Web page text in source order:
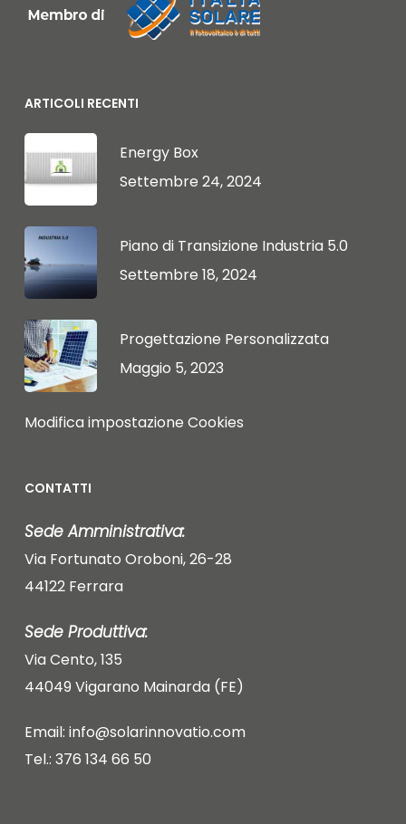
ARTICOLI RECENTI
Energy Box
Settembre 24, 2024
Piano di Transizione Industria 5.0
Settembre 18, 2024
Progettazione Personalizzata
Maggio 5, 2023
Modifica impostazione Cookies
CONTATTI
Sede Amministrativa:
Via Fortunato Oroboni, 26-28
44122 Ferrara
Sede Produttiva:
Via Cento, 135
44049 Vigarano Mainarda (FE)
Email: info@solarinnovatio.com
Tel.: 376 134 66 50